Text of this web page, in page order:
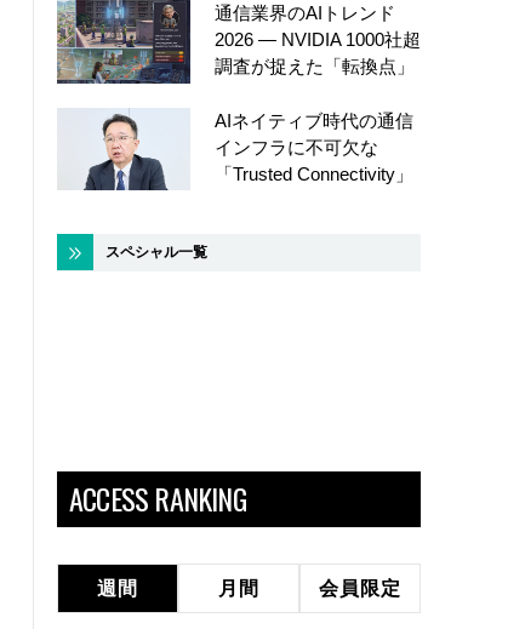
通信業界のAIトレンド
2026 ― NVIDIA 1000社超
調査が捉えた「転換点」
AIネイティブ時代の通信
インフラに不可欠な
「Trusted Connectivity」
スペシャル一覧
ACCESS RANKING
週間 月間 会員限定